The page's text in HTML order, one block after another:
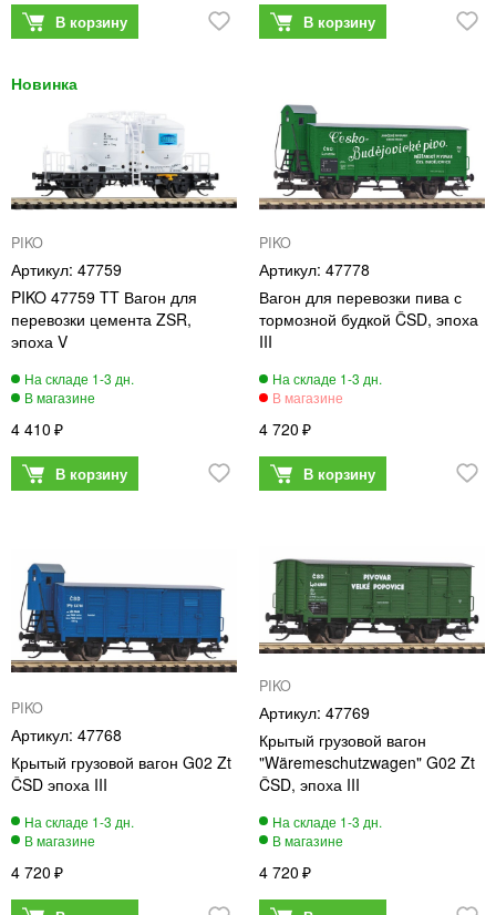
PIKO
47759
PIKO 47759 TT Вагон для
перевозки цемента ZSR,
эпоха V
4 410
PIKO
47778
Вагон для перевозки пива с
тормозной будкой ČSD, эпоха
III
4 720
PIKO
47768
Крытый грузовой вагон G02 Zt
ČSD эпоха III
4 720
PIKO
47769
Крытый грузовой вагон
"Wäremeschutzwagen" G02 Zt
ČSD, эпоха III
4 720